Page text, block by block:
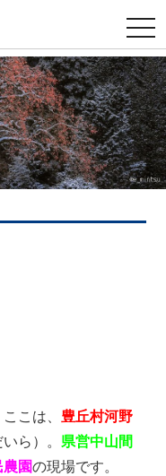
t
o
g
g
l
e
n
a
v
i
g
a
t
n
こは、 豊丘村河野
ら）。 県営中山間
農園の現場です。